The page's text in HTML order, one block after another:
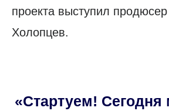
проекта выступил
Холопцев.
«Стартуем!